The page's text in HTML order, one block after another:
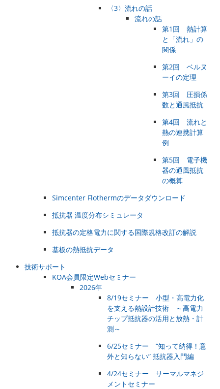
〈3〉流れの話
流れの話
第1回 熱計算
と「流れ」の
関係
第2回 ベルヌ
ーイの定理
第3回 圧損係
数と通風抵抗
第4回 流れと
熱の連携計算
例
第5回 電子機
器の通風抵抗
の概算
Simcenter Flothermのデータダウンロード
抵抗器 温度分布シミュレータ
抵抗器の定格電力に関する国際規格改訂の解説
基板の熱抵抗データ
技術サポート
KOA会員限定Webセミナー
2026年
8/19セミナー 小型・高電力化
を支える熱設計技術 ～高電力
チップ抵抗器の活用と放熱・計
測～
6/25セミナー “知って納得！意
外と知らない” 抵抗器入門編
4/24セミナー サーマルマネジ
メントセミナー